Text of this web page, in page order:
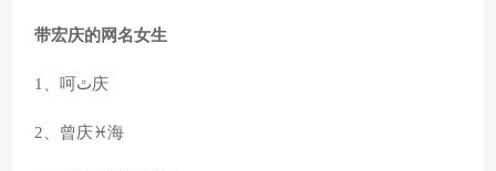
带宏庆的网名女生
1、呵ﭢ庆
2、曾庆♓海